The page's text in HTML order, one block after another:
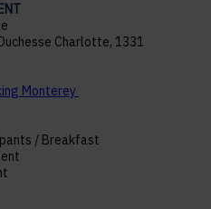
Charlotte, 1331
Monterey
/ Breakfast